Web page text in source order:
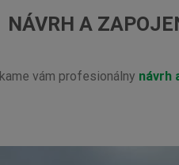
NÁVRH A
vám profesionálny návrh